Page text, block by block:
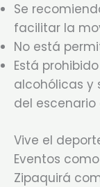
Se
facilitar la
No está
Está
alcohólicas y
del escenario
Vive el
Eventos
Zipaquirá